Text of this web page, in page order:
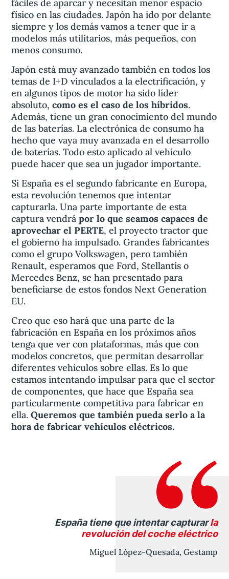
fáciles de aparcar y necesitan menor espacio
físico en las ciudades. Japón ha ido por delante
siempre y los demás vamos a tener que ir a
modelos más utilitarios, más pequeños, con
menos consumo.
Japón está muy avanzado también en todos los
temas de I+D vinculados a la electrificación, y
en algunos tipos de motor ha sido líder
absoluto,como es el caso de los híbridos.
Además, tiene un gran conocimiento del mundo
de las baterías. La electrónica de consumo ha
hecho que vaya muy avanzada en el desarrollo
de baterías. Todo esto aplicado al vehículo
puede hacer que sea un jugador importante.
Si España es el segundo fabricante en Europa,
esta revolución tenemos que intentar
capturarla. Una parte importante de esta
captura vendrápor lo que seamos capaces de
aprovechar el PERTE, el proyecto tractor que
el gobierno ha impulsado. Grandes fabricantes
como el grupo Volkswagen, pero también
Renault, esperamos que Ford, Stellantis o
Mercedes Benz, se han presentado para
beneficiarse de estos fondos Next Generation
EU.
Creo que eso hará que una parte de la
fabricación en España en los próximos años
tenga que ver con plataformas, más que con
modelos concretos, que permitan desarrollar
diferentes vehículos sobre ellas. Es lo que
estamos intentando impulsar para que el sector
de componentes, que hace que España sea
particularmente competitiva para fabricar en
ella.Queremos que también pueda serlo a la
hora de fabricar vehículos eléctricos.
España tiene que intentar capturarla
revolución del coche eléctrico
Miguel López-Quesada, Gestamp